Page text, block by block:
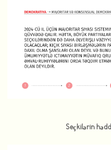
Seçkilərin